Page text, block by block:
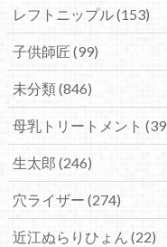
レフトニップル(153)
子供師匠 (99)
未分類(846)
母乳トリートメント
生太郎 (246)
穴ライザー (274)
近江ぬらりひょん (22)